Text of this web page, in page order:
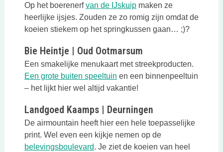
Op het boerenerfvan de IJskuipDeze link opent in een
maken ze
heerlijke ijsjes. Zouden ze zo romig zijn omdat de
koeien stiekem op het springkussen gaan… ;)?
Bie Heintje | Oud Ootmarsum
Een smakelijke menukaart met streekproducten.
Een grote buiten speeltuinDeze link opent in een
en een binnenpeeltuin
– het lijkt hier wel altijd vakantie!
Landgoed Kaamps | Deurningen
De airmountain heeft hier een hele toepasselijke
print. Wel even een kijkje nemen op de
belevingsboulevardDeze link opent in een nieuwe tab
. Je ziet de koeien van heel